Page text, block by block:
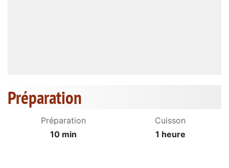
Préparation
Préparation
10 min
Cuisson
1 heure